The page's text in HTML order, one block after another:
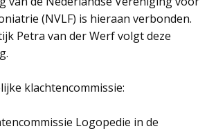
(NVLF) is hieraan verbonden.
Petra van der Werf volgt deze
klachtencommissie:
Logopedie in de